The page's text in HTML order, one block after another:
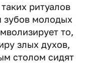
ритуалов
зубов молодых
то,
злых духов,
столом сидят